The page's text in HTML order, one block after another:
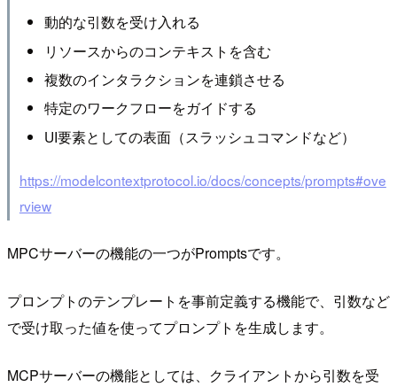
動的な引数を受け入れる
リソースからのコンテキストを含む
複数のインタラクションを連鎖させる
特定のワークフローをガイドする
UI要素としての表面（スラッシュコマンドなど）
https://modelcontextprotocol.io/docs/concepts/prompts#ove
rview
MPCサーバーの機能の一つがPromptsです。
プロンプトのテンプレートを事前定義する機能で、引数など
で受け取った値を使ってプロンプトを生成します。
MCPサーバーの機能としては、クライアントから引数を受